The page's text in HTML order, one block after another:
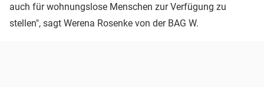
auch für wohnungslose Menschen zur Verfügung zu
stellen", sagt Werena Rosenke von der BAG W.